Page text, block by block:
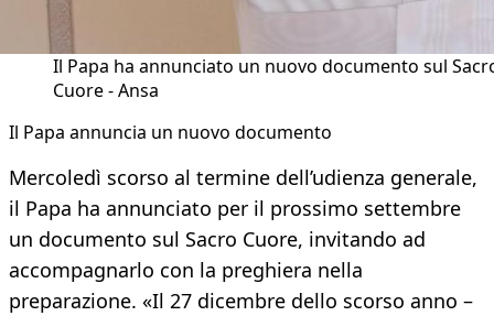
Il Papa ha annunciato un nuovo documento sul
Cuore - Ansa
Il Papa annuncia un nuovo documento
Mercoledì scorso al termine dell’udienza generale,
il Papa ha annunciato per il prossimo settembre
un documento sul Sacro Cuore, invitando ad
accompagnarlo con la preghiera nella
preparazione. «Il 27 dicembre dello scorso anno –